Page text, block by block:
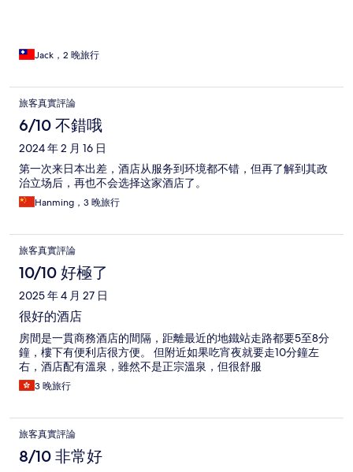
Jack，2 晚旅行
旅客真實評論
6/10 不錯哦
2024 年 2 月 16 日
第一次来日本出差，酒店从服务到环境都不错，但再了解到其政
治立场后，再也不会选择这家酒店了。
Hanming，3 晚旅行
旅客真實評論
10/10 好極了
2025 年 4 月 27 日
很好的酒店
房間是一貫商務酒店的間隔，距離最近的地鐵站走路都要5至8分
鐘，樓下有便利店很方便。 但附近如果吃宵夜就要走10分鐘左
右，酒店配有溫泉，雖然不是正宗溫泉，但很舒服
3 晚旅行
旅客真實評論
8/10 非常好